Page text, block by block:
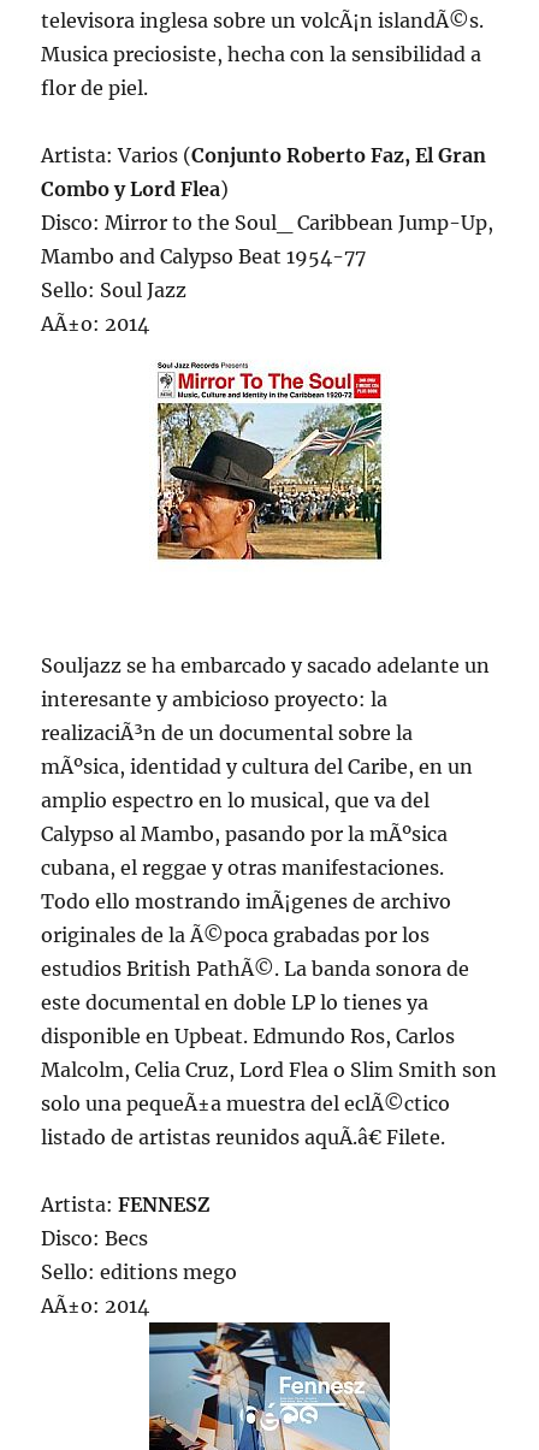
televisora inglesa sobre un volcÃ¡n islandÃ©s.
Musica preciosiste, hecha con la sensibilidad a
flor de piel.
Artista: Varios (Conjunto Roberto Faz, El Gran
Combo y Lord Flea)
Disco: Mirror to the Soul_ Caribbean Jump-Up,
Mambo and Calypso Beat 1954-77
Sello: Soul Jazz
AÃ±o: 2014
Souljazz se ha embarcado y sacado adelante un
interesante y ambicioso proyecto: la
realizaciÃ³n de un documental sobre la
mÃºsica, identidad y cultura del Caribe, en un
amplio espectro en lo musical, que va del
Calypso al Mambo, pasando por la mÃºsica
cubana, el reggae y otras manifestaciones.
Todo ello mostrando imÃ¡genes de archivo
originales de la Ã©poca grabadas por los
estudios British PathÃ©. La banda sonora de
este documental en doble LP lo tienes ya
disponible en Upbeat. Edmundo Ros, Carlos
Malcolm, Celia Cruz, Lord Flea o Slim Smith son
solo una pequeÃ±a muestra del eclÃ©ctico
listado de artistas reunidos aquÃ­.â€ Filete.
Artista:FENNESZ
Disco: Becs
Sello: editions mego
AÃ±o: 2014